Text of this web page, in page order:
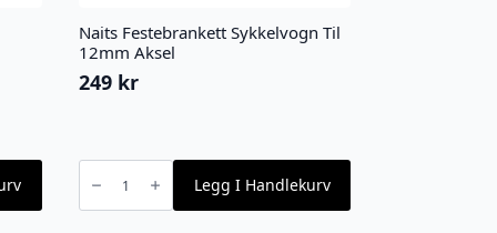
Naits Festebrankett Sykkelvogn Til
12mm Aksel
249 kr
Naits
Festebrankett
Sykkelvogn
Til
Legg I Handlekurv